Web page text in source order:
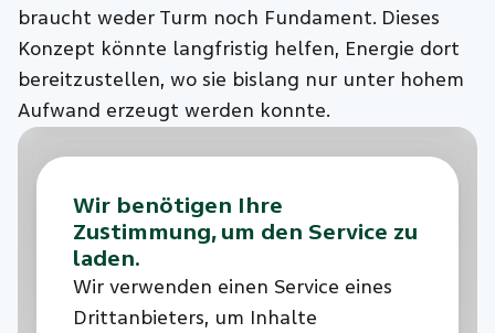
braucht weder Turm noch Fundament. Dieses
Konzept könnte langfristig helfen, Energie dort
bereitzustellen, wo sie bislang nur unter hohem
Aufwand erzeugt werden konnte.
Wir benötigen Ihre
Zustimmung, um den Service zu
laden.
Wir verwenden einen Service eines
Drittanbieters, um Inhalte